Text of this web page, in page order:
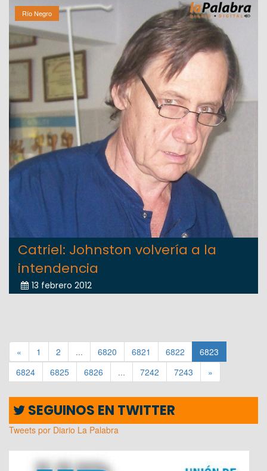
Río Negro
Catriel: Johnston volvería a la
intendencia
13 febrero 2012
« 1 2 ... 6820 6821 6822
6823
6824
6825 6826 ... 7242 7243 »
SEGUINOS EN TWITTER
Tweets por Diario La Palabra